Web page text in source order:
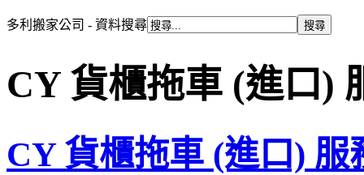
多利搬家公司 - 資料搜尋
CY 貨櫃拖車 (進口)
CY 貨櫃拖車 (進口) 服